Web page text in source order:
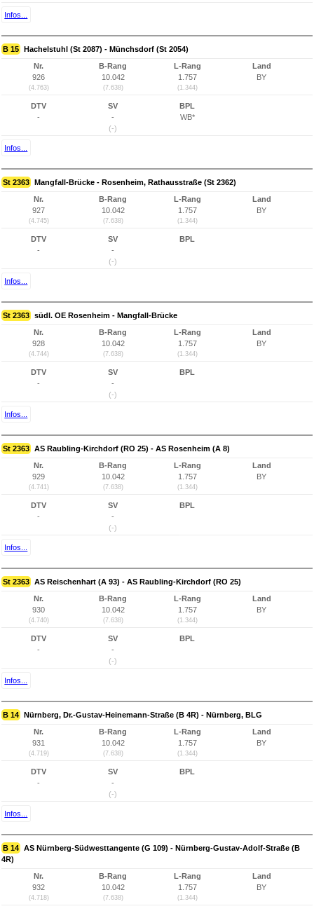
Infos...
B 15 Hachelstuhl (St 2087) - Münchsdorf (St 2054)
Nr.
926
(4.763)
B-Rang
10.042
(7.638)
L-Rang
1.757
(1.344)
Land
BY
DTV
-
SV
-
(-)
BPL
WB*
Infos...
St 2363 Mangfall-Brücke - Rosenheim, Rathausstraße (St 2362)
Nr.
927
(4.745)
B-Rang
10.042
(7.638)
L-Rang
1.757
(1.344)
Land
BY
DTV
-
SV
-
(-)
BPL
Infos...
St 2363 südl. OE Rosenheim - Mangfall-Brücke
Nr.
928
(4.744)
B-Rang
10.042
(7.638)
L-Rang
1.757
(1.344)
Land
BY
DTV
-
SV
-
(-)
BPL
Infos...
St 2363 AS Raubling-Kirchdorf (RO 25) - AS Rosenheim (A 8)
Nr.
929
(4.741)
B-Rang
10.042
(7.638)
L-Rang
1.757
(1.344)
Land
BY
DTV
-
SV
-
(-)
BPL
Infos...
St 2363 AS Reischenhart (A 93) - AS Raubling-Kirchdorf (RO 25)
Nr.
930
(4.740)
B-Rang
10.042
(7.638)
L-Rang
1.757
(1.344)
Land
BY
DTV
-
SV
-
(-)
BPL
Infos...
B 14 Nürnberg, Dr.-Gustav-Heinemann-Straße (B 4R) - Nürnberg, BLG
Nr.
931
(4.719)
B-Rang
10.042
(7.638)
L-Rang
1.757
(1.344)
Land
BY
DTV
-
SV
-
(-)
BPL
Infos...
B 14 AS Nürnberg-Südwesttangente (G 109) - Nürnberg-Gustav-Adolf-Straße (B
4R)
Nr.
932
(4.718)
B-Rang
10.042
(7.638)
L-Rang
1.757
(1.344)
Land
BY